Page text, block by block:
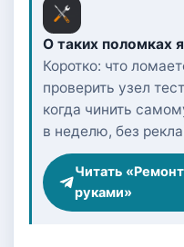
О таких поломках
Коротко: что
проверить узел
когда чинить
в неделю, без
Читать
руками»